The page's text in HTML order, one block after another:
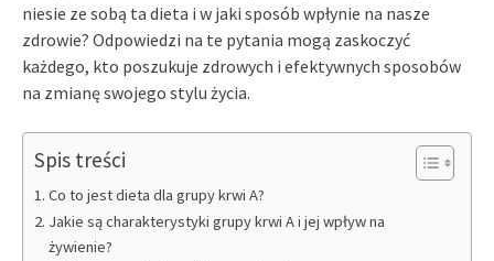
niesie ze sobą ta dieta i w jaki sposób wpłynie na nasze
zdrowie? Odpowiedzi na te pytania mogą zaskoczyć
każdego, kto poszukuje zdrowych i efektywnych sposobów
na zmianę swojego stylu życia.
Spis treści
Co to jest dieta dla grupy krwi A?
Jakie są charakterystyki grupy krwi A i jej wpływ na
żywienie?